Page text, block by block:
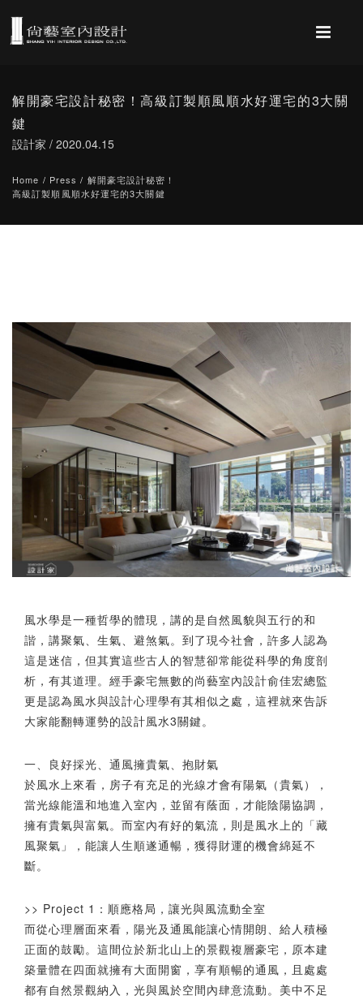
解開豪宅設計秘密！高級訂製順風順水好運宅的3大關
鍵
設計家 / 2020.04.15
Home / Press / 解開豪宅設計秘密！
高級訂製順風順水好運宅的3大關鍵
風水學是一種哲學的體現，講的是自然風貌與五行的和
諧，講聚氣、生氣、避煞氣。到了現今社會，許多人認為
這是迷信，但其實這些古人的智慧卻常能從科學的角度剖
析，有其道理。經手豪宅無數的尚藝室內設計俞佳宏總監
更是認為風水與設計心理學有其相似之處，這裡就來告訴
大家能翻轉運勢的設計風水3關鍵。
一、良好採光、通風擁貴氣、抱財氣
於風水上來看，房子有充足的光線才會有陽氣（貴氣），
當光線能溫和地進入室內，並留有蔭面，才能陰陽協調，
擁有貴氣與富氣。而室內有好的氣流，則是風水上的「藏
風聚氣」，能讓人生順遂通暢，獲得財運的機會綿延不
斷。
>> Project 1：順應格局，讓光與風流動全室
而從心理層面來看，陽光及通風能讓心情開朗、給人積極
正面的鼓勵。這間位於新北山上的景觀複層豪宅，原本建
築量體在四面就擁有大面開窗，享有順暢的通風，且處處
都有自然景觀納入，光與風於空間內肆意流動。美中不足